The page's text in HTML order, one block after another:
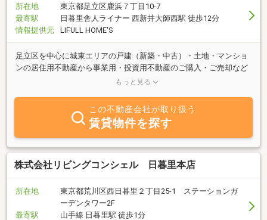
所在地
東京都足立区鹿浜７丁目10-7
最寄駅
日暮里舎人ライナー 西新井大師西駅 徒歩12分
情報提供元
LIFULL HOME'S
足立区を中心に城東エリアの戸建（新築・中古）・土地・マンショ
ンの居住用不動産から事業用・投資用不動産のご購入・ご売却など
のご相談に対応させていただきます。賃貸管理業務もお気軽にご相
もっと見る
この不動産会社が取り扱う
賃貸物件を探す
株式会社リビングコンシェル 日暮里本店
所在地
東京都荒川区西日暮里２丁目25-1 ステーションガ
ーデンタワー2F
最寄駅
山手線 日暮里駅 徒歩1分